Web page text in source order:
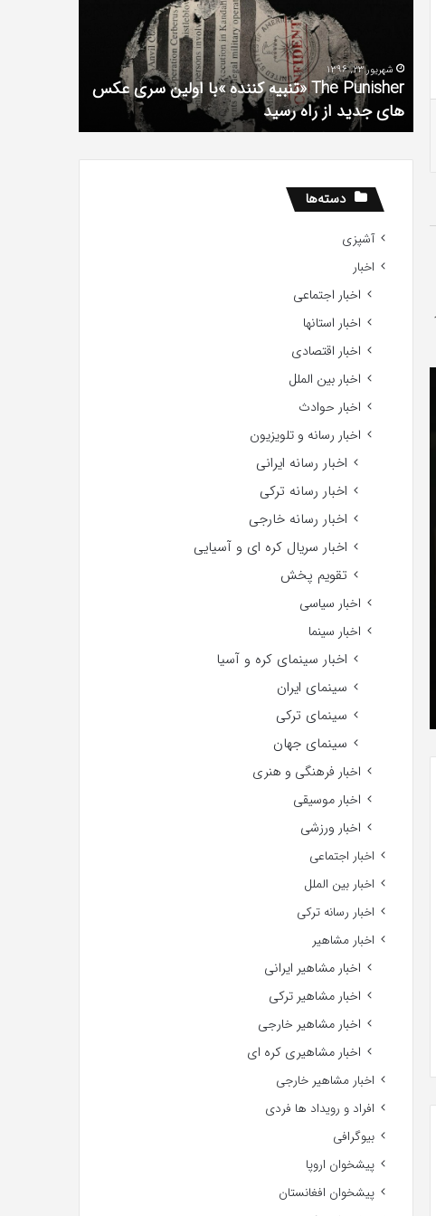
عکس
های
جدید
از
شهریور 23, 1396
The Punisher «تنبیه کننده »با اولین سری عکس
های جدید از راه رسید
دسته‌ها
آشپزی
اخبار
اخبار اجتماعی
اخبار استانها
اخبار اقتصادی
اخبار بین الملل
اخبار حوادث
اخبار رسانه و تلویزیون
اخبار رسانه ایرانی
اخبار رسانه ترکی
اخبار رسانه خارجی
اخبار سریال کره ای و آسیایی
تقویم پخش
اخبار سیاسی
اخبار سینما
اخبار سینمای کره و آسیا
سینمای ایران
سینمای ترکی
سینمای جهان
اخبار فرهنگی و هنری
اخبار موسیقی
اخبار ورزشی
اخبار اجتماعی
اخبار بین الملل
اخبار رسانه ترکی
اخبار مشاهیر
اخبار مشاهیر ایرانی
اخبار مشاهیر ترکی
اخبار مشاهیر خارجی
اخبار مشاهیری کره ای
اخبار مشاهیر خارجی
افراد و رویداد ها فردی
بیوگرافی
پیشخوان اروپا
پیشخوان افغانستان